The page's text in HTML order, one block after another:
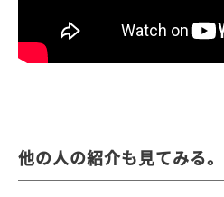
他の人の紹介も見てみる。